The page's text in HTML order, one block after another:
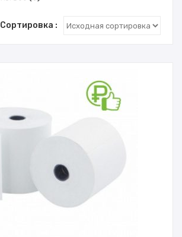
Сортировка :